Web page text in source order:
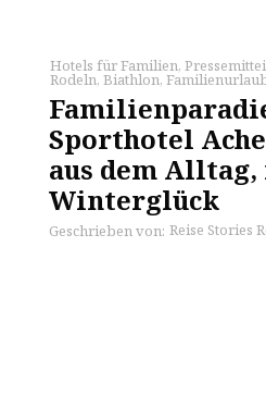
Hotels für Familien,
Rodeln, Biathlon,
Sporthotel
aus dem
Winterglück
Geschrieben von: Reise Stories